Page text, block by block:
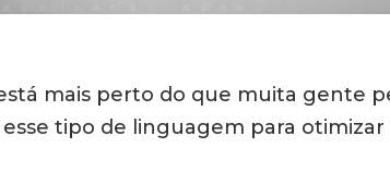
mais perto do que muita gente
tipo de linguagem para otimizar